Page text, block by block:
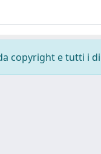
copyright e tutti i